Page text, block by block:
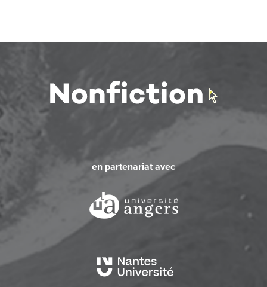
en partenariat avec